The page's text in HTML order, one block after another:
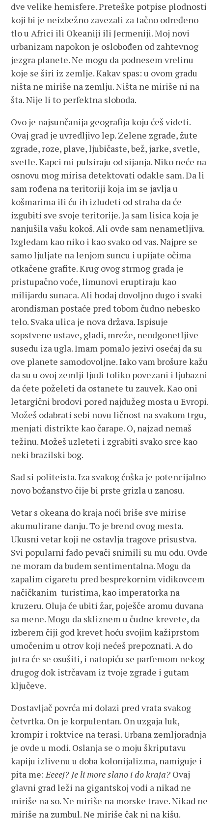
dve velike hemisfere. Preteške potpise plodnosti
koji bi je neizbežno zavezali za tačno određeno
tlo u Africi ili Okeaniji ili Jermeniji. Moj novi
urbanizam napokon je oslobođen od zahtevnog
jezgra planete. Ne mogu da podnesem vrelinu
koje se širi iz zemlje. Kakav spas: u ovom gradu
ništa ne miriše na zemlju. Ništa ne miriše ni na
šta. Nije li to perfektna sloboda.
Ovo je najsunčanija geografija koju ćeš videti.
Ovaj grad je uvredljivo lep. Zelene zgrade, žute
zgrade, roze, plave, ljubičaste, bež, jarke, svetle,
svetle. Kapci mi pulsiraju od sijanja. Niko neće na
osnovu mog mirisa detektovati odakle sam. Da li
sam rođena na teritoriji koja im se javlja u
košmarima ili ću ih izludeti od straha da će
izgubiti sve svoje teritorije. Ja sam lisica koja je
nanjušila vašu kokoš. Ali ovde sam nenametljiva.
Izgledam kao niko i kao svako od vas. Najpre se
samo ljuljate na lenjom suncu i upijate očima
otkačene grafite. Krug ovog strmog grada je
pristupačno voće, limunovi eruptiraju kao
milijardu sunaca. Ali hodaj dovoljno dugo i svaki
arondisman postaće pred tobom čudno nebesko
telo. Svaka ulica je nova država. Ispisuje
sopstvene ustave, gladi, mreže, neodgonetljive
susedu iza ugla. Imam pomalo jezivi osećaj da su
ove planete samodovoljne. Iako vam brošure kažu
da su u ovoj zemlji ljudi toliko povezani i ljubazni
da ćete poželeti da ostanete tu zauvek. Kao oni
letargični brodovi pored najdužeg mosta u Evropi.
Možeš odabrati sebi novu ličnost na svakom trgu,
menjati distrikte kao čarape. O, najzad nemaš
težinu. Možeš uzleteti i zgrabiti svako srce kao
neki brazilski bog.
Sad si politeista. Iza svakog ćoška je potencijalno
novo božanstvo čije bi prste grizla u zanosu.
Vetar s okeana do kraja noći briše sve mirise
akumulirane danju. To je brend ovog mesta.
Ukusni vetar koji ne ostavlja tragove prisustva.
Svi popularni fado pevači snimili su mu odu. Ovde
ne moram da budem sentimentalna. Mogu da
zapalim cigaretu pred besprekornim vidikovcem
načičkanim turistima, kao imperatorka na
kruzeru. Oluja će ubiti žar, poješče aromu duvana
sa mene. Mogu da skliznem u čudne krevete, da
izberem čiji god krevet hoću svojim kažiprstom
umočenim u otrov koji nećeš prepoznati. A do
jutra će se osušiti, i natopiću se parfemom nekog
drugog dok istrčavam iz tvoje zgrade i gutam
ključeve.
Dostavljač povrća mi dolazi pred vrata svakog
četvrtka. On je korpulentan. On uzgaja luk,
krompir i roktvice na terasi. Urbana zemljoradnja
je ovde u modi. Oslanja se o moju škriputavu
kapiju izlivenu u doba kolonijalizma, namiguje i
pita me:Eeeej? Je li more slano i do kraja? Ovaj
glavni grad leži na gigantskoj vodi a nikad ne
miriše na so. Ne miriše na morske trave. Nikad ne
miriše na zumbul. Ne miriše čak ni na kišu.